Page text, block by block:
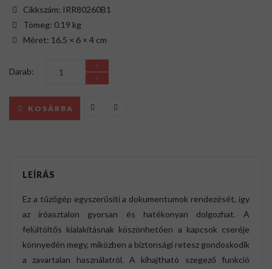
Cikkszám: IRR80260B1
Tömeg: 0.19 kg
Méret: 16.5 × 6 × 4 cm
Darab:
KOSÁRBA
LEÍRÁS
Ez a tűzőgép egyszerűsíti a dokumentumok rendezését, így
az íróasztalon gyorsan és hatékonyan dolgozhat. A
felültöltős kialakításnak köszönhetően a kapcsok cseréje
könnyedén megy, miközben a biztonsági retesz gondoskodik
a zavartalan használatról. A kihajtható szegező funkció